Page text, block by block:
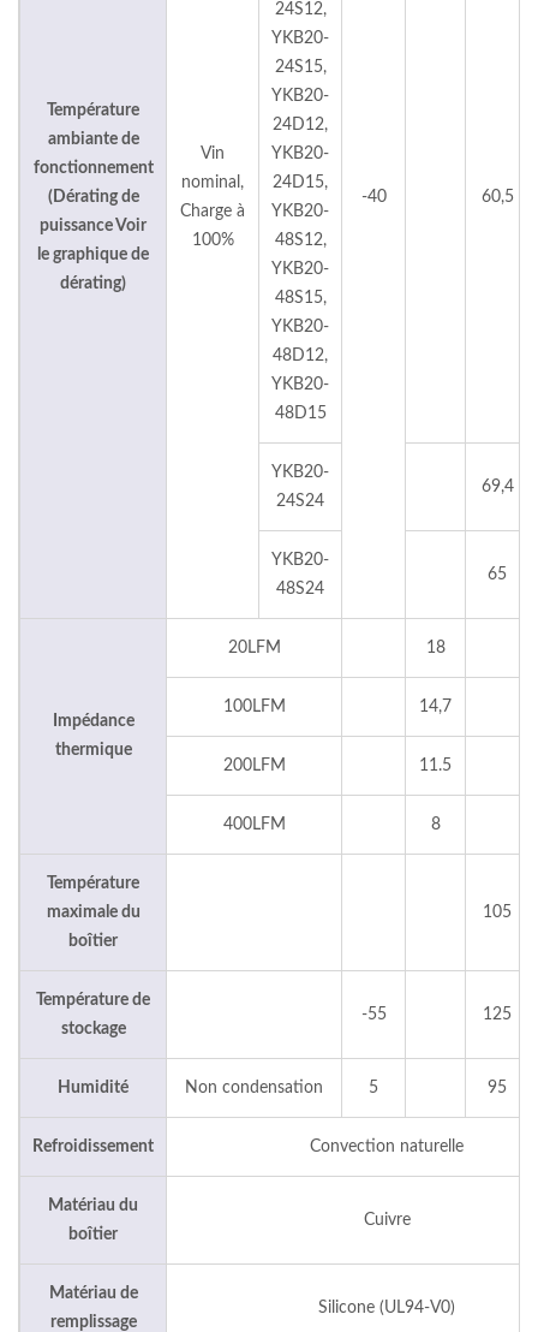
Température
ambiante de
fonctionnement
(Dérating de
puissance Voir
le graphique de
dérating)
Vin
nominal,
Charge à
100%
-40
24S12,
YKB20-
24S15,
YKB20-
24D12,
YKB20-
24D15,
YKB20-
48S12,
YKB20-
48S15,
YKB20-
48D12,
YKB20-
48D15
60,5
YKB20-
24S24
69,4
YKB20-
48S24
65
Impédance
thermique
20LFM 18
100LFM 14,7
200LFM 11.5
400LFM 8
Température
maximale du
boîtier
105
Température de
stockage
-55 125
Humidité Non condensation 5 95
Refroidissement Convection naturelle
Matériau du
boîtier
Cuivre
Matériau de
remplissage
Silicone (UL94-V0)